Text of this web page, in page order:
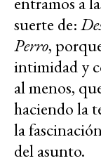
suerte de:
Perro,
intimidad y
al menos,
haciendo la
la
del asunto.